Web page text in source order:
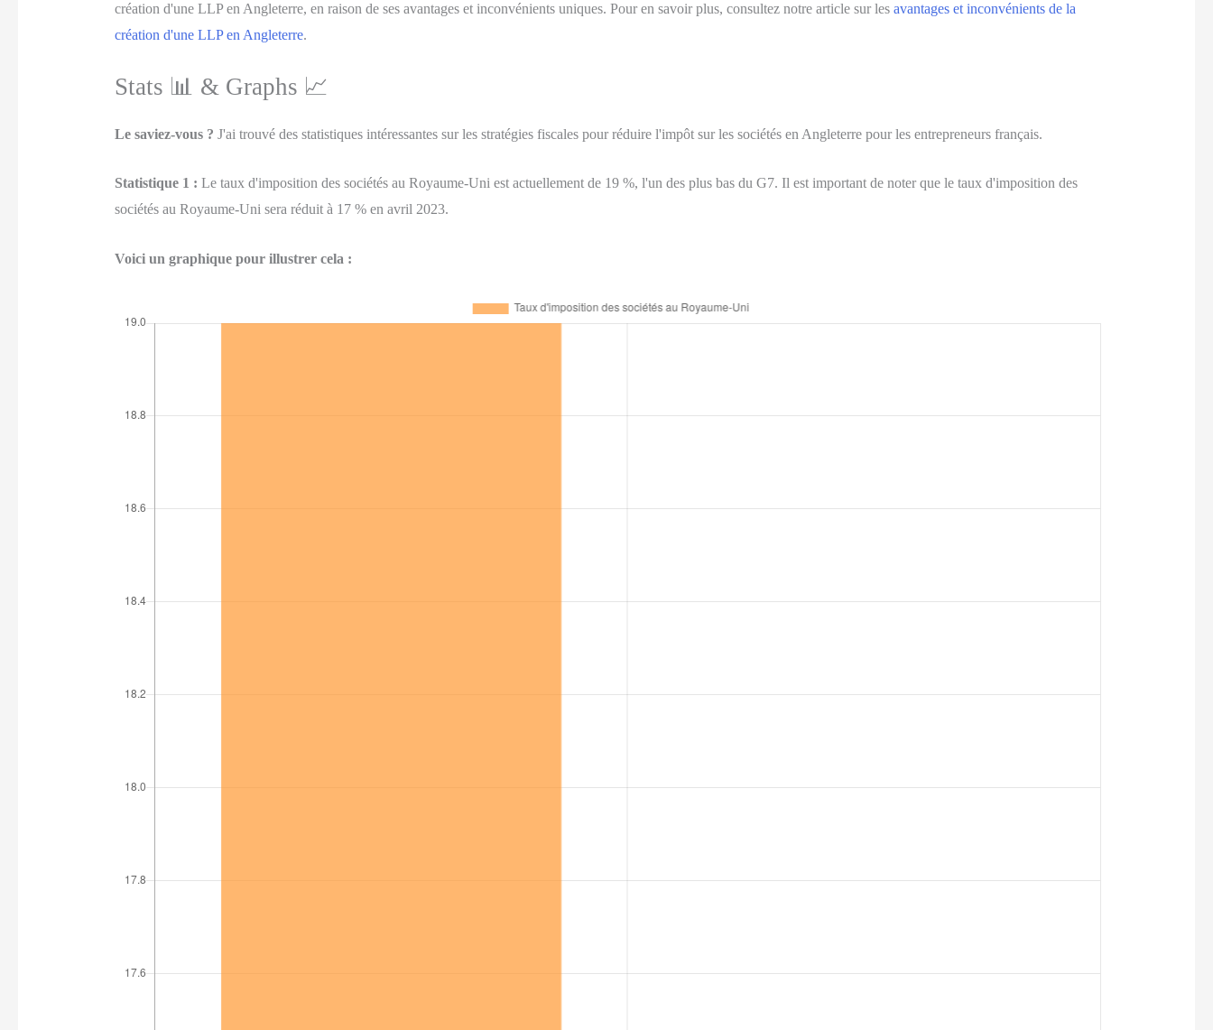
création d'une LLP en Angleterre, en raison de ses avantages et inconvénients uniques. Pour en savoir plus, consultez notre article sur les avantages et inconvénients de la
création d'une LLP en Angleterre.
Stats 📊 & Graphs 📈
Le saviez-vous ? J'ai trouvé des statistiques intéressantes sur les stratégies fiscales pour réduire l'impôt sur les sociétés en Angleterre pour les entrepreneurs français.
Statistique 1 : Le taux d'imposition des sociétés au Royaume-Uni est actuellement de 19 %, l'un des plus bas du G7. Il est important de noter que le taux d'imposition des
sociétés au Royaume-Uni sera réduit à 17 % en avril 2023.
Voici un graphique pour illustrer cela :